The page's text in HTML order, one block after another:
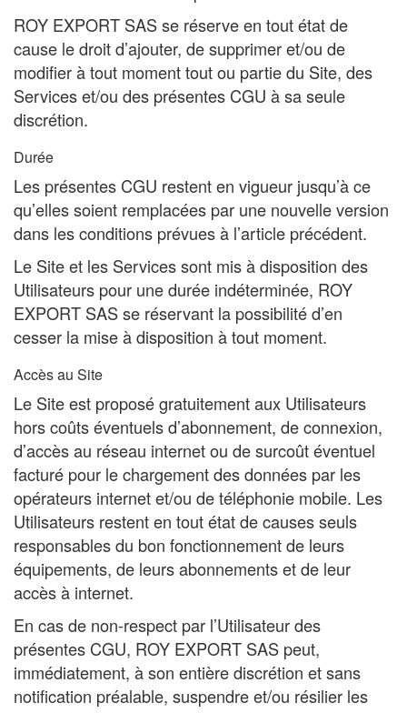
ROY EXPORT SAS se réserve en tout état de
cause le droit d’ajouter, de supprimer et/ou de
modifier à tout moment tout ou partie du Site, des
Services et/ou des présentes CGU à sa seule
discrétion.
Durée
Les présentes CGU restent en vigueur jusqu’à ce
qu’elles soient remplacées par une nouvelle version
dans les conditions prévues à l’article précédent.
Le Site et les Services sont mis à disposition des
Utilisateurs pour une durée indéterminée, ROY
EXPORT SAS se réservant la possibilité d’en
cesser la mise à disposition à tout moment.
Accès au Site
Le Site est proposé gratuitement aux Utilisateurs
hors coûts éventuels d’abonnement, de connexion,
d’accès au réseau internet ou de surcoût éventuel
facturé pour le chargement des données par les
opérateurs internet et/ou de téléphonie mobile. Les
Utilisateurs restent en tout état de causes seuls
responsables du bon fonctionnement de leurs
équipements, de leurs abonnements et de leur
accès à internet.
En cas de non-respect par l’Utilisateur des
présentes CGU, ROY EXPORT SAS peut,
immédiatement, à son entière discrétion et sans
notification préalable, suspendre et/ou résilier les